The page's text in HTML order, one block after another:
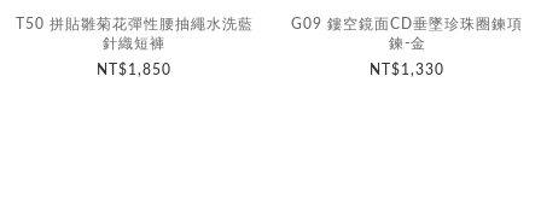
T50 拼貼雛菊花彈性腰抽繩水洗藍
針織短褲
NT$1,850
G09 鏤空鏡面CD垂墜珍珠圈鍊項
鍊-金
NT$1,330